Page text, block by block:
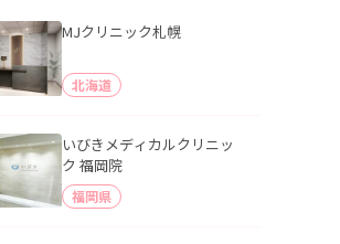
MJクリニック札幌
北海道
いびきメディカルクリニッ
ク 福岡院
福岡県